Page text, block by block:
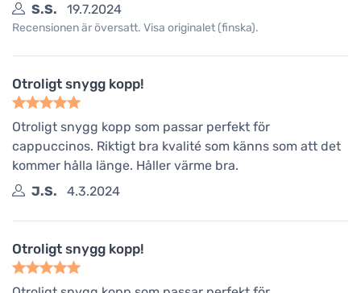
S.S.
19.7.2024
Recensionen är översatt. Visa originalet (finska).
Otroligt snygg kopp!
Otroligt snygg kopp som passar perfekt för
cappuccinos. Riktigt bra kvalité som känns som att det
kommer hålla länge. Håller värme bra.
J.S.
4.3.2024
Otroligt snygg kopp!